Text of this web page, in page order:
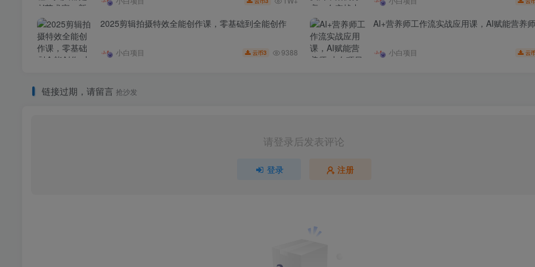
2025剪辑拍摄特效全能创作课，零基础到全能创作
小白项目 云币3 9388
AI+营养师工作流实战应用课，AI赋能营养师
小白项目 云
链接过期，请留言 抢沙发
请登录后发表评论
登录 注册